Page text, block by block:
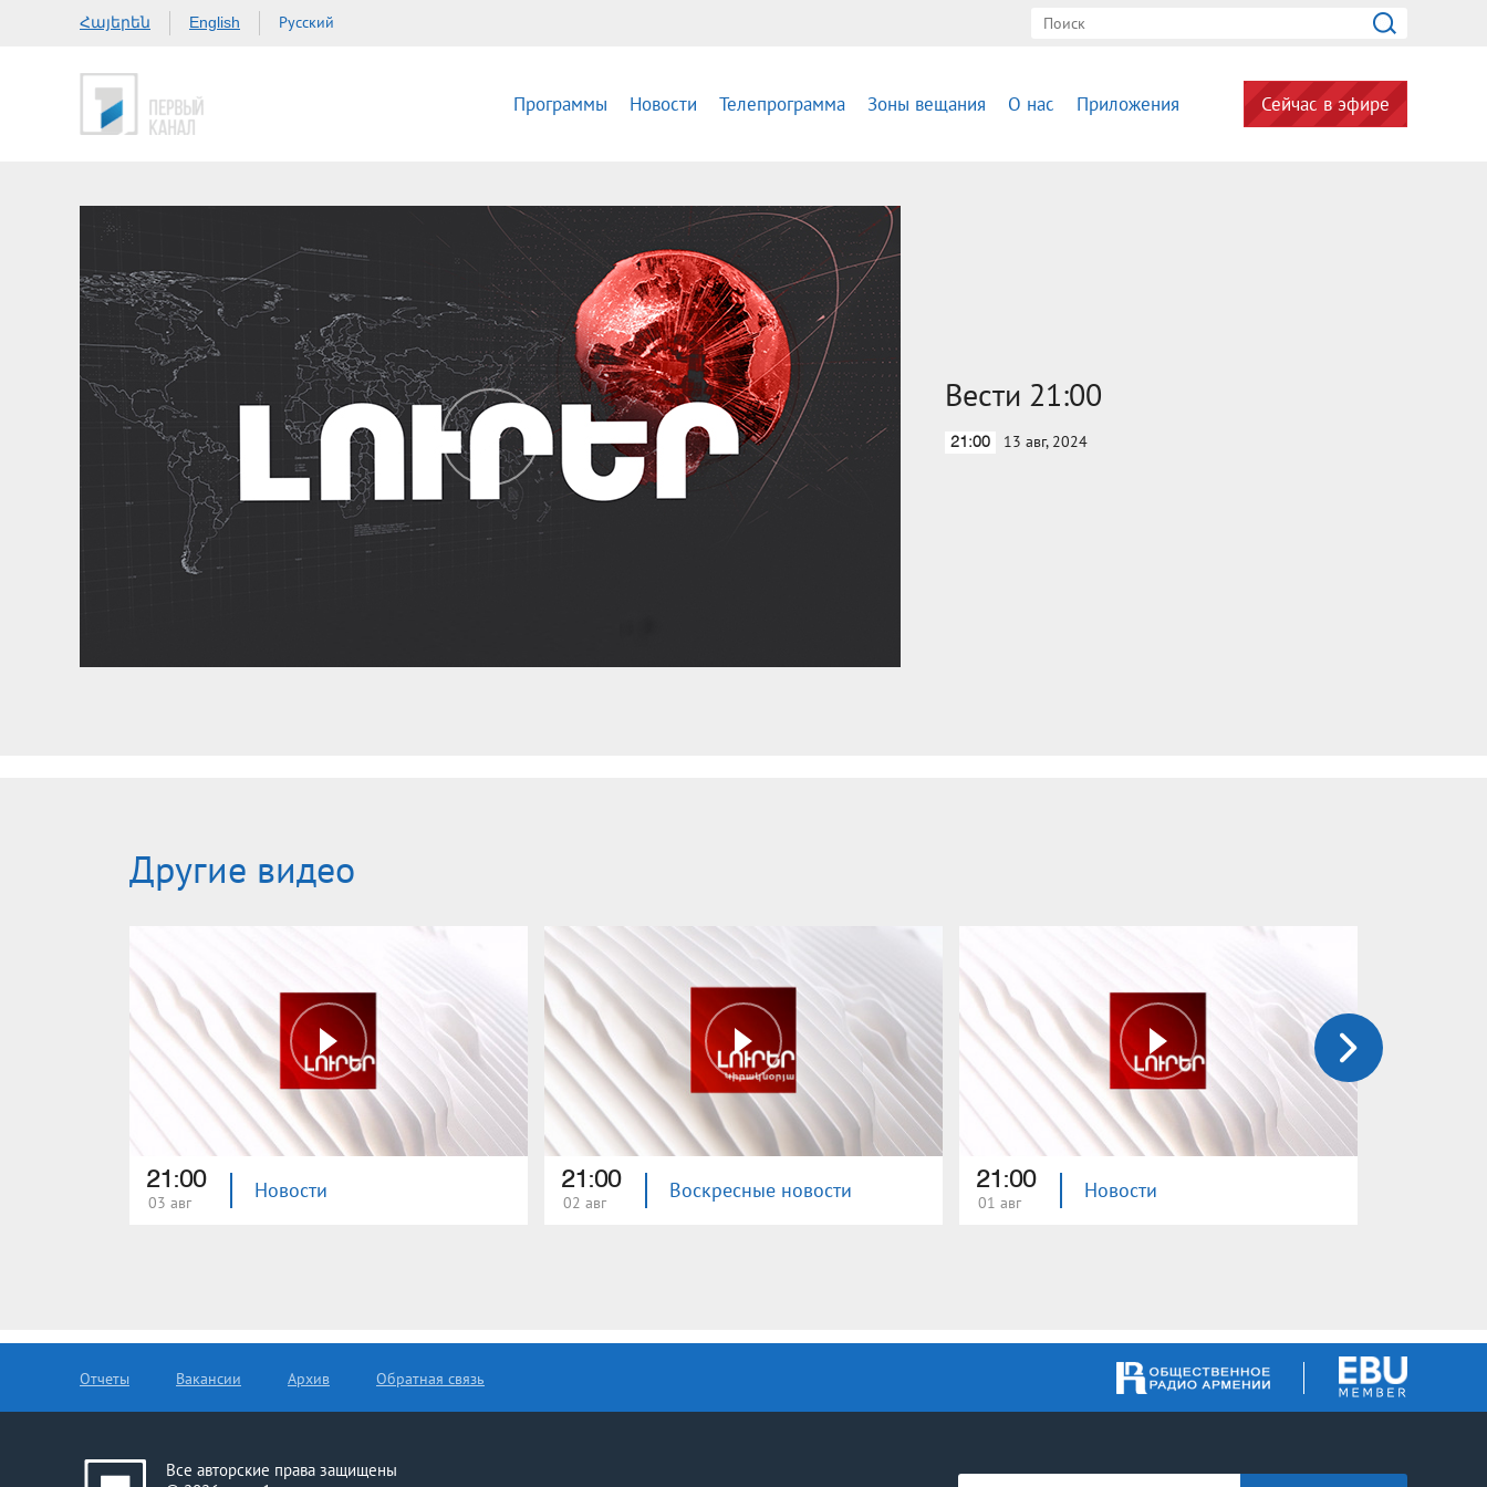
Հայերեն English Русский
Программы Новости Телепрограмма Зоны вещания О нас Приложения Сейчас в эфире
Вести 21:00
21:00 13 авг, 2024
Другие видео
21:00
03 авг Новости 21:00
02 авг Воскресные новости 21:00
01 авг Новости
Отчеты Вакансии Архив Обратная связь
Все авторские права защищены